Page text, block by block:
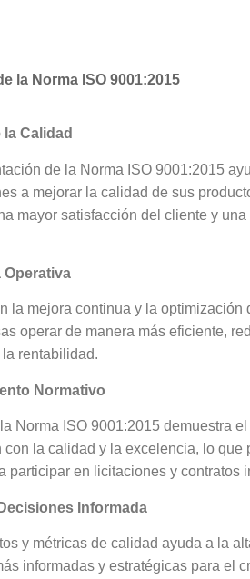
la Norma ISO 9001:2015
la Calidad
de la Norma ISO 9001:2015
a mejorar la calidad de sus
mayor satisfacción del cliente y
Operativa
la mejora continua y la optimización
operar de manera más eficiente,
rentabilidad.
Normativo
Norma ISO 9001:2015 demuestra
con la calidad y la excelencia, lo que
participar en licitaciones y contratos
Informada
y métricas de calidad ayuda a la
informadas y estratégicas para el